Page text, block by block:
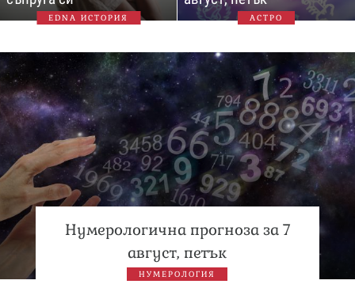
EDNA ИСТОРИЯ АСТРО
Нумерологична прогноза за 7
август, петък
НУМЕРОЛОГИЯ